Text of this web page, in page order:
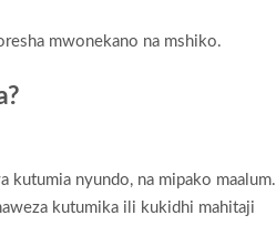
mwonekano na mshiko.
kutumia nyundo, na mipako maalum.
kutumika ili kukidhi mahitaji